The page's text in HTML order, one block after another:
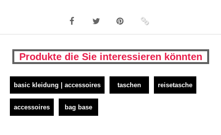
Produkte die Sie interessieren könnten
basic kleidung | accessoires taschen reisetasche
accessoires bag base